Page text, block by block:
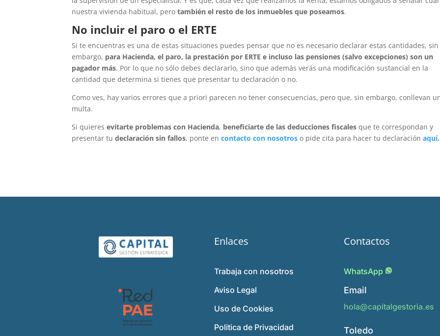
nuestra vivienda habitual, perotambién el resto de los inmuebles que poseamos.
No incluir el paro o el ERTE
Si te encuentras es una de estas situaciones puedes pensar que no es necesario declarar estas cantidades, sin
embargo, para Hacienda, el paro, la prestación por ERTE e incluso las pensiones (salvo excepciones) son un
pagador más. Por lo que no sólo debes declararlo, sino que además verás una modificación sustancial en la
cantidad que determina si tienes que presentar tu declaración o no.
Como ves, hay varios errores que a priori parecen no tener consecuencias, pero que, sin embargo, conllevan
multa.
Si quieresevitarte problemas con Hacienda, beneficiarte de las deducciones fiscales que te correspondan y
presentar tudeclaración sin fallos, ponte en contacto con nosotros o pide cita para hacer tu declaración aquí.
Enlaces
Trabaja con nosotros
Aviso Legal
Uso de Cookies
Politica de Privacidad
Contactos
WhatsApp
Email
hola@capitalgestoria.es
Toledo